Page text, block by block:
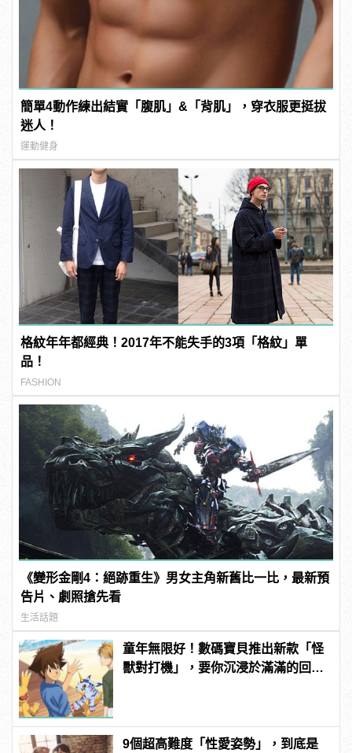
簡單4動作練出結實「腹肌」&「背肌」，穿衣服更挺拔
迷人！
運動健身
格紋年年都經典！2017年不能失手的3項「格紋」單
品！
FASHION
《變形金剛4：絕跡重生》男女主角新舊比一比，最新預
告片、劇照搶先看
生活話題
童年無限好！數碼寶貝推出新款「怪
獸對打機」，要你沉浸於滿滿的回憶
9個超高難度「性愛姿勢」，到底是